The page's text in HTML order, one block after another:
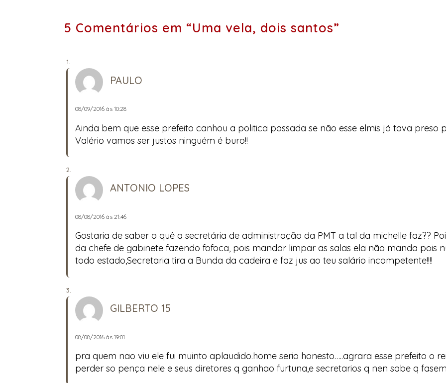
5 Comentários em “Uma vela, dois santos”
PAULO
08/09/2016 às 10:28
Ainda bem que esse prefeito canhou a politica passada se não esse elmis já tava
Valério vamos ser justos ninguém é buro!!
ANTONIO LOPES
08/08/2016 às 21:46
Gostaria de saber o quê a secretária de administração da PMT a tal da michelle faz??
da chefe de gabinete fazendo fofoca, pois mandar limpar as salas ela não manda pois
todo estado,Secretaria tira a Bunda da cadeira e faz jus ao teu salário incompetente!!!!
GILBERTO 15
08/08/2016 às 19:01
pra quem nao viu ele fui muinto aplaudido.home serio honesto…..agrara esse prefeito o
perder so pença nele e seus diretores q ganhao furtuna,e secretarios q nen sabe q fasem